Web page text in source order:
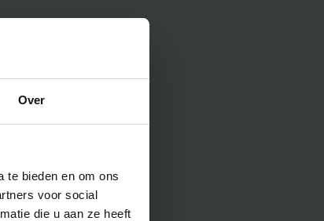
Over
te bieden en om ons
voor social
die u aan ze heeft